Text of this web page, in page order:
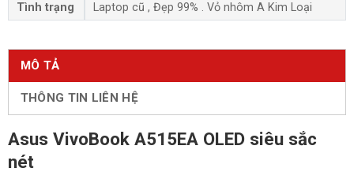
MÔ TẢ
THÔNG TIN LIÊN HỆ
Asus VivoBook A515EA OLED siêu sắc
nét
Tình trạng
Laptop cũ , Đẹp 99% . Vỏ nhôm A Kim Loại